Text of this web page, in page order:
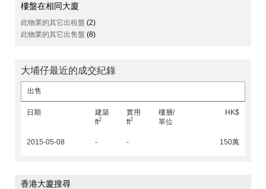
樓盤在相同大廈
此物業的其它出租盤 (2)
此物業的其它出售盤 (8)
大埔仔最近的成交紀錄
出售
日期
建築
ft2
實用
ft2
樓層/
單位
HK$
2015-05-08 - - 150萬
香港大廈搜尋